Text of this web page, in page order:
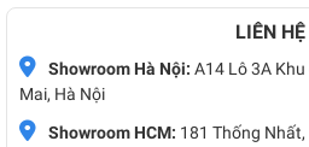
LIÊN HỆ
Showroom Hà Nội: A14 Lô 3A
Mai, Hà Nội
Showroom HCM: 181 Thống